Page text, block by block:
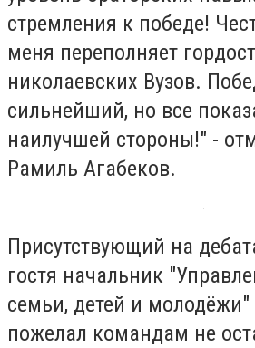
стремления к победе!
меня переполняет
николаевских Вузов.
сильнейший, но все
наилучшей стороны!" -
Рамиль Агабеков.
Присутствующий на
гостя начальник
семьи, детей и молодёжи"
пожелал командам не